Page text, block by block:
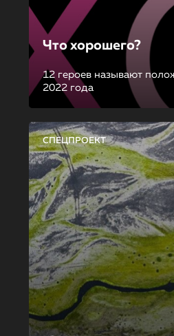
Что хорошего?
12 героев называют
2022 года
СПЕЦПРОЕКТ